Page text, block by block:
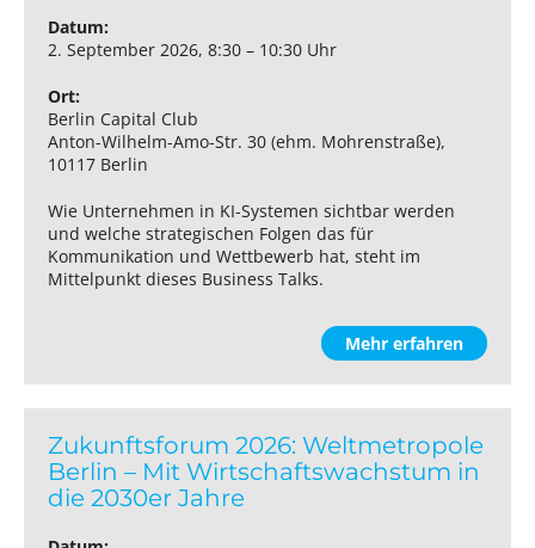
Datum:
2. September 2026, 8:30 – 10:30 Uhr
Ort:
Berlin Capital Club
Anton-Wilhelm-Amo-Str. 30 (ehm. Mohrenstraße),
10117 Berlin
Wie Unternehmen in KI-Systemen sichtbar werden
und welche strategischen Folgen das für
Kommunikation und Wettbewerb hat, steht im
Mittelpunkt dieses Business Talks.
Mehr erfahren
Zukunftsforum 2026: Weltmetropole
Berlin – Mit Wirtschaftswachstum in
die 2030er Jahre